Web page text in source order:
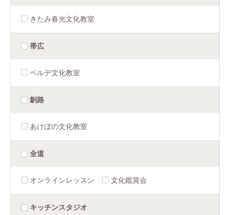
きたみ春光文化教室
帯広
ベルデ文化教室
釧路
あけぼの文化教室
全道
オンラインレッスン 文化鑑賞会
キッチンスタジオ